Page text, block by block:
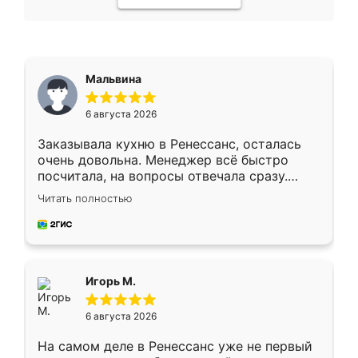
Мальвина
6 августа 2026
Заказывала кухню в Ренессанс, осталась
очень довольна. Менеджер всё быстро
посчитала, на вопросы отвечала сразу.
Замерщик приехал в субботу, подошёл к
делу со всей ответственностью. Собрали
за день, ребята работали аккуратно, даже
Читать полностью
Игорь М.
6 августа 2026
На самом деле в Ренессанс уже не первый